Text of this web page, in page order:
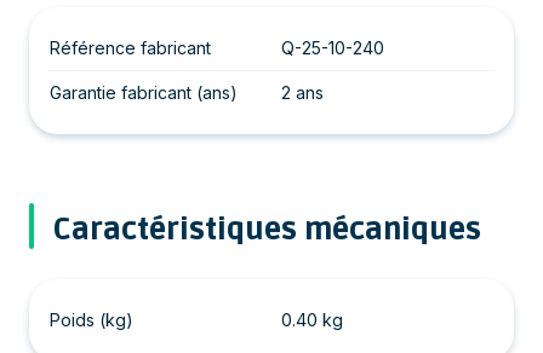
Référence fabricant Q-25-10-240
Garantie fabricant (ans) 2 ans
Caractéristiques mécaniques
Poids (kg) 0.40 kg